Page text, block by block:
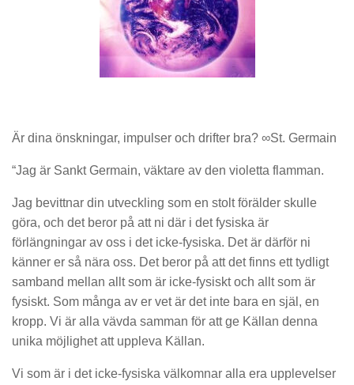
Är dina önskningar, impulser och drifter bra? ∞St. Germain
“Jag är Sankt Germain, väktare av den violetta flamman.
Jag bevittnar din utveckling som en stolt förälder skulle
göra, och det beror på att ni där i det fysiska är
förlängningar av oss i det icke-fysiska. Det är därför ni
känner er så nära oss. Det beror på att det finns ett tydligt
samband mellan allt som är icke-fysiskt och allt som är
fysiskt. Som många av er vet är det inte bara en själ, en
kropp. Vi är alla vävda samman för att ge Källan denna
unika möjlighet att uppleva Källan.
Vi som är i det icke-fysiska välkomnar alla era upplevelser